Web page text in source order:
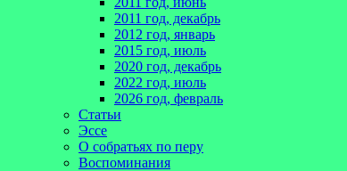
2011 год, декабрь
2012 год, январь
2015 год, июль
2020 год, декабрь
2022 год, июль
2026 год, февраль
Статьи
Эссе
О собратьях по перу
Воспоминания